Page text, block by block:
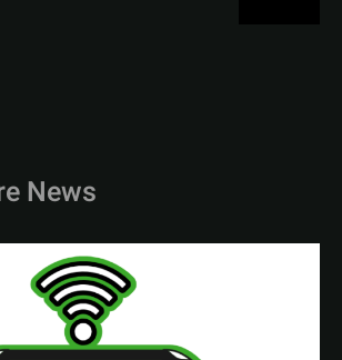
News